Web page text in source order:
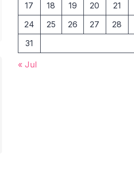
17
18 19 20 21
24
25 26 27 28
31
« Jul